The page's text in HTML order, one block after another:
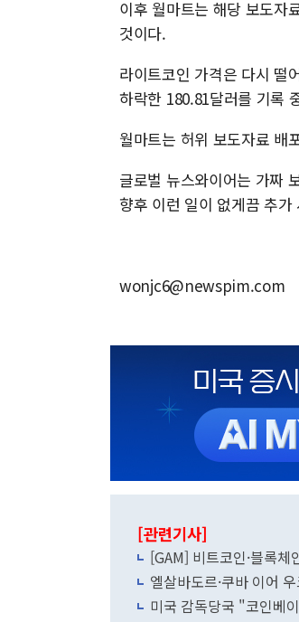
이후 월마트는 해당 보도자
것이다.
라이트코인 가격은 다시 떨
하락한 180.81달러를 기록
월마트는 허위 보도자료 배
글로벌 뉴스와이어는 가짜
향후 이런 일이 없게끔 추
wonjc6@newspim.com
[관련기사]
[GAM] 비트코인·블록
엘살바도르·쿠바 이어
미국 감독당국 "코인베